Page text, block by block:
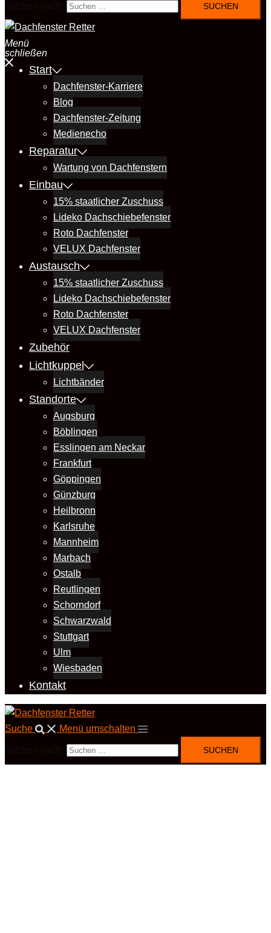
Menü
schließen
Start
Dachfenster-Karriere
Blog
Dachfenster-Zeitung
Medienecho
Reparatur
Wartung von Dachfenstern
Einbau
15% staatlicher Zuschuss
Lideko Dachschiebefenster
Roto Dachfenster
VELUX Dachfenster
Austausch
15% staatlicher Zuschuss
Lideko Dachschiebefenster
Roto Dachfenster
VELUX Dachfenster
Zubehör
Lichtkuppel
Lichtbänder
Standorte
Augsburg
Böblingen
Esslingen am Neckar
Frankfurt
Göppingen
Günzburg
Heilbronn
Karlsruhe
Mannheim
Marbach
Ostalb
Reutlingen
Schorndorf
Schwarzwald
Stuttgart
Ulm
Wiesbaden
Kontakt
Suche Menü umschalten